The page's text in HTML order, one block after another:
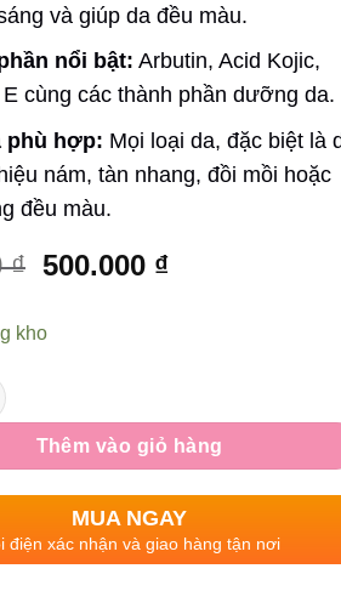
và giúp da đều màu.
nổi bật: Arbutin, Acid Kojic,
cùng các thành phần dưỡng da.
phù hợp: Mọi loại da, đặc biệt là
nám, tàn nhang, đồi mồi hoặc
đều màu.
₫ Giá
là:
650.000 ₫.
500.000 ₫Giá
kho
Thêm vào giỏ hàng
MUA NGAY
điện xác nhận và giao hàng tận nơi